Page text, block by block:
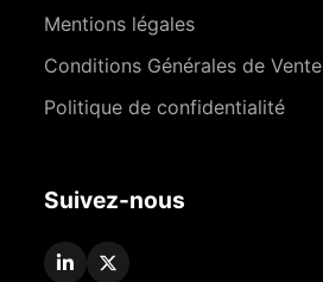
Mentions légales
Conditions Générales de Vente
Politique de confidentialité
Suivez-nous